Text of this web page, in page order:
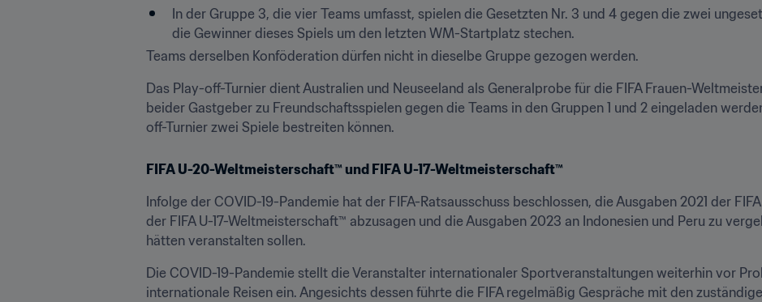
In der Gruppe 3, die vier Teams umfasst, spielen die Gesetzten Nr. 3 und 4 gegen die zwei
die Gewinner dieses Spiels um den letzten WM-Startplatz stechen.
Teams derselben Konföderation dürfen nicht in dieselbe Gruppe gezogen werden.
Das Play-off-Turnier dient Australien und Neuseeland als Generalprobe für die FIFA Frauen-
beider Gastgeber zu Freundschaftsspielen gegen die Teams in den Gruppen 1 und 2 eingeladen
off-Turnier zwei Spiele bestreiten können.
FIFA U-20-Weltmeisterschaft™ und FIFA U-17-Weltmeisterschaft™
Infolge der COVID-19-Pandemie hat der FIFA-Ratsausschuss beschlossen, die Ausgaben 2021 der
der FIFA U-17-Weltmeisterschaft™ abzusagen und die Ausgaben 2023 an Indonesien und Peru zu
hätten veranstalten sollen.
Die COVID-19-Pandemie stellt die Veranstalter internationaler Sportveranstaltungen weiterhin vor
internationale Reisen ein. Angesichts dessen führte die FIFA regelmäßig Gespräche mit den